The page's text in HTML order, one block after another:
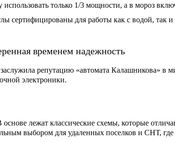
только 1/3 мощности, а в мороз
сертифицированы для работы как с водой, так
временем надежность
репутацию «автомата Калашникова» в
электроники.
основе лежат классические схемы, которые
выбором для удаленных поселков и СНТ, где